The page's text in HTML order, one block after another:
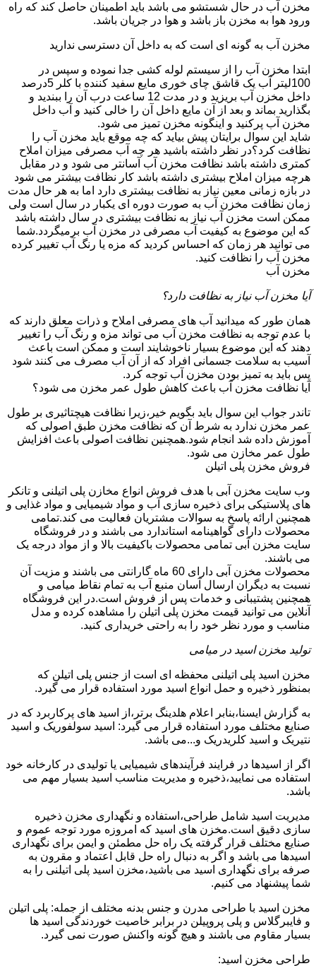
مخزن آب در حال شستشو می باشد باید اطمینان حاصل کند که راه
ورود هوا به مخزن باز باشد و هوا در جریان باشد.
مخزن آب به گونه ای است که به داخل آن دسترسی ندارید
ابتدا مخزن آب را از سیستم لوله کشی جدا نموده و سپس در
100لیتر آب یک قاشق چای خوری مایع سفید کننده با کلر 5درصد
داخل مخزن آب بریزید و در مدت 12 ساعت درب آن را ببندید و
بگذارید بماند و بعد از آن مایع داخل آن را خالی کنید و آب داخل
مخزن آب پرکنید و اینگونه مخزن تمیز می شود.
شاید این سوال برایتان پیش بیاید که چه موقع باید مخزن آب را
نظافت کرد؟در نظر داشته باشید هر چه آب مصرفی میزان املاح
کمتری داشته باشد نظافت مخزن آب آسانتر می شود و در مقابل
هرچه میزان املاح بیشتری داشته باشد کار نظافت بیشتر می شود
در بازه زمانی معین نیاز به نظافت بیشتری دارد اما به هر حال مدت
زمان نظافت مخزن آب به صورت دوره ای یکبار در سال است ولی
ممکن است مخزن آب نیاز به نظافت بیشتری در سال داشته باشد
که این موضوع به کیفیت آب مصرفی در مخزن آب برمیگردد.شما
می توانید هر زمان که احساس کردید که مزه یا رنگ آب تغییر کرده
مخزن آب را نظافت کنید.
مخزن آب
آیا مخزن آب نیاز به نظافت دارد؟
همان طور که میدانید آب های مصرفی املاح و ذرات معلق دارند که
با عدم توجه به نظافت مخزن آب می تواند مزه و رنگ آب را تغییر
دهند که این موضوع بسیار ناخوشایند است و ممکن است باعث
آسیب به سلامت جسمانی افراد که از آن آب مصرف می کنند شود
پس باید به تمیز بودن مخزن آب توجه کرد.
آیا نظافت مخزن آب باعث کاهش طول عمر مخزن می شود؟
تاندر جواب این سوال باید بگویم خیر،زیرا نظافت هیچتاثیری بر طول
عمر مخزن ندارد به شرط آن که نظافت مخزن طبق اصولی که
آموزش داده شد انجام شود.همچنین نظافت اصولی باعث افزایش
طول عمر مخازن می شود.
فروش مخزن پلی اتیلن
وب سایت مخزن آبی با هدف فروش انواع مخازن پلی اتیلنی و تانکر
های پلاستیکی برای ذخیره سازی آب و مواد شیمیایی و مواد غذایی و
همچنین ارائه پاسخ به سوالات مشتریان فعالیت می کند.تمامی
محصولات دارای گواهینامه استاندارد می باشند و در فروشگاه
سایت مخزن آبی تمامی محصولات باکیفیت بالا و از مواد درجه یک
می باشند.
محصولات مخزن آبی دارای 60 ماه گارانتی می باشند و مزیت آن
نسبت به دیگران ارسال آسان منبع آب به تمام نقاط میامی و
همچنین پشتیبانی و خدمات پس از فروش است.در این فروشگاه
آنلاین می توانید قیمت مخزن پلی اتیلن را مشاهده کرده و مدل
مناسب و مورد نظر خود را به راحتی خریداری کنید.
تولید مخزن اسید در میامی
مخزن اسید پلی اتیلنی محفظه ای است از جنس پلی اتیلن که
بمنظور ذخیره و حمل انواع اسید مورد استفاده قرار می گیرد.
به گزارش ایسنا،بنابر اعلام هلدینگ برتر،از اسید های پرکاربرد که در
صنایع مختلف مورد استفاده قرار می گیرد: اسید سولفوریک و اسید
نتیریک و اسید کلریدریک و...می باشد.
اگر از اسیدها در فرایند فرآیندهای شیمیایی یا تولیدی در کارخانه خود
استفاده می نمایید،ذخیره و مدیریت مناسب اسید بسیار مهم می
باشد.
مدیریت اسید شامل طراحی،استفاده و نگهداری مخزن ذخیره
سازی دقیق است.مخزن های اسید که امروزه مورد توجه عموم و
صنایع مختلف قرار گرفته یک راه حل مطمئن و ایمن برای نگهداری
اسیدها می باشد و اگر به دنبال راه حل قابل اعتماد و مقرون به
صرفه برای نگهداری اسید می باشید،مخزن اسید پلی اتیلنی را به
شما پیشنهاد می کنیم.
مخزن اسید با طراحی مدرن و جنس بدنه مختلف از جمله: پلی اتیلن
و فایبرگلاس و پلی پروپیلن در برابر خاصیت خوردندگی اسید ها
بسیار مقاوم می باشند و هیچ گونه واکنش صورت نمی گیرد.
طراحی مخزن اسید: